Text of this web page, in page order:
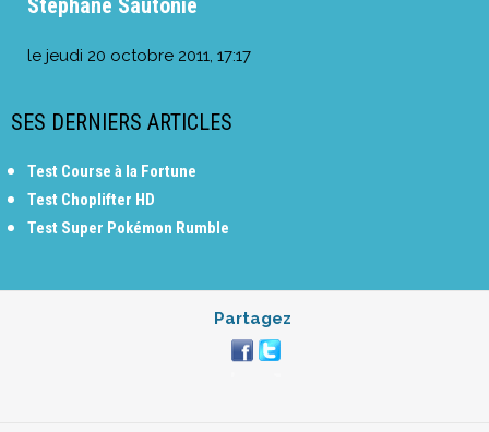
Stéphane Sautonie
le jeudi 20 octobre 2011, 17:17
SES DERNIERS ARTICLES
Test Course à la Fortune
Test Choplifter HD
Test Super Pokémon Rumble
Partagez